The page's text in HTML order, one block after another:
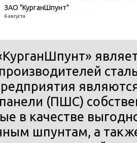
ЗАО "КурганШпунт"
6 августа
(ПШС)
в качестве
шпунтам, а